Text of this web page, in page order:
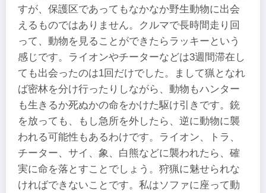
すが、保護区であってもなかなか野生動物に出会
えるものではありません。クルマで長時間走り回
って、動物を見ることができたらラッキーという
感じです。ライオンやチーターなどは3週間滞在し
ても出会ったのは1回だけでした。まして猟となれ
ば密林を分け行ったりしながら、動物もハンター
も生きるか死ぬかの命をかけた駆け引きです。銃
を放っても、もし急所を外したら、逆に動物に襲
われる可能性もあるわけです。ライオン、トラ、
チーター、サイ、象、白熊などに襲われたら、確
実に命を落とすことでしょう。狩猟に魅せられな
ければできないことです。私はソファに座って動